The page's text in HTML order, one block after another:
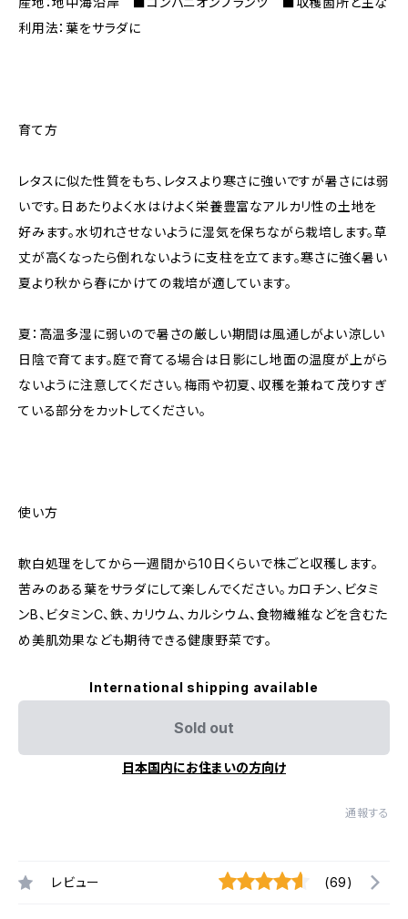
利用法：葉をサラダに
育て方
レタスに似た性質をもち、レタスより寒さに強いですが暑さには弱
いです。日あたりよく水はけよく栄養豊富なアルカリ性の土地を
好みます。水切れさせないように湿気を保ちながら栽培します。草
丈が高くなったら倒れないように支柱を立てます。寒さに強く暑い
夏より秋から春にかけての栽培が適しています。
夏：高温多湿に弱いので暑さの厳しい期間は風通しがよい涼しい
日陰で育てます。庭で育てる場合は日影にし地面の温度が上がら
ないように注意してください。梅雨や初夏、収穫を兼ねて茂りすぎ
ている部分をカットしてください。
使い方
軟白処理をしてから一週間から10日くらいで株ごと収穫します。
苦みのある葉をサラダにして楽しんでください。カロチン、ビタミ
ンB、ビタミンC、鉄、カリウム、カルシウム、食物繊維などを含むた
め美肌効果なども期待できる健康野菜です。
International shipping available
Sold out
日本国内にお住まいの方向け
通報する
レビュー (69)